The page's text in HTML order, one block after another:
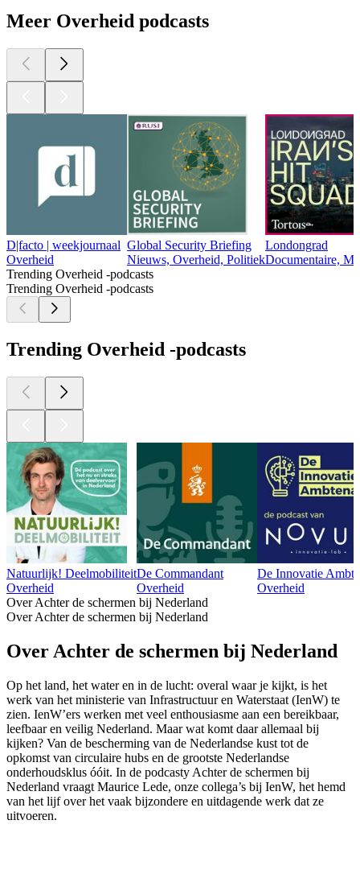
Meer Overheid podcasts
D|facto | weekjournaal
Overheid
Global Security Briefing
Nieuws, Overheid, Politiek
Londongrad
Documentaire,
Trending Overheid -podcasts
Trending Overheid -podcasts
Trending Overheid -podcasts
Natuurlijk! Deelmobiliteit
Overheid
De Commandant
Overheid
De Innovatie
Overheid
Over Achter de schermen bij Nederland
Over Achter de schermen bij Nederland
Over Achter de schermen bij Nederland
Op het land, het water en in de lucht: overal waar je kijkt, is het
werk van het ministerie van Infrastructuur en Waterstaat (IenW) te
zien. IenW’ers werken met veel enthousiasme aan een bereikbaar,
leefbaar en veilig Nederland. Maar wat komt daar allemaal bij
kijken? Van de bescherming van de Nederlandse kust tot de
opkomst van circulaire hubs en de grootste Nederlandse
onderhoudsklus óóit. In de podcasty Achter de schermen bij
Nederland vraagt Maurice Lede, onze collega’s bij IenW, het hemd
van het lijf over het vaak bijzondere en uitdagende werk dat ze
uitvoeren.